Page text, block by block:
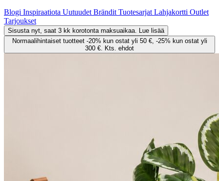
Blogi Inspiraatiota Uutuudet Brändit Tuotesarjat Lahjakortti Outlet
Tarjoukset
Sisusta nyt, saat 3 kk korotonta maksuaikaa. Lue lisää
Normaalihintaiset tuotteet -20% kun ostat yli 50 €, -25% kun ostat yli
300 €. Kts. ehdot